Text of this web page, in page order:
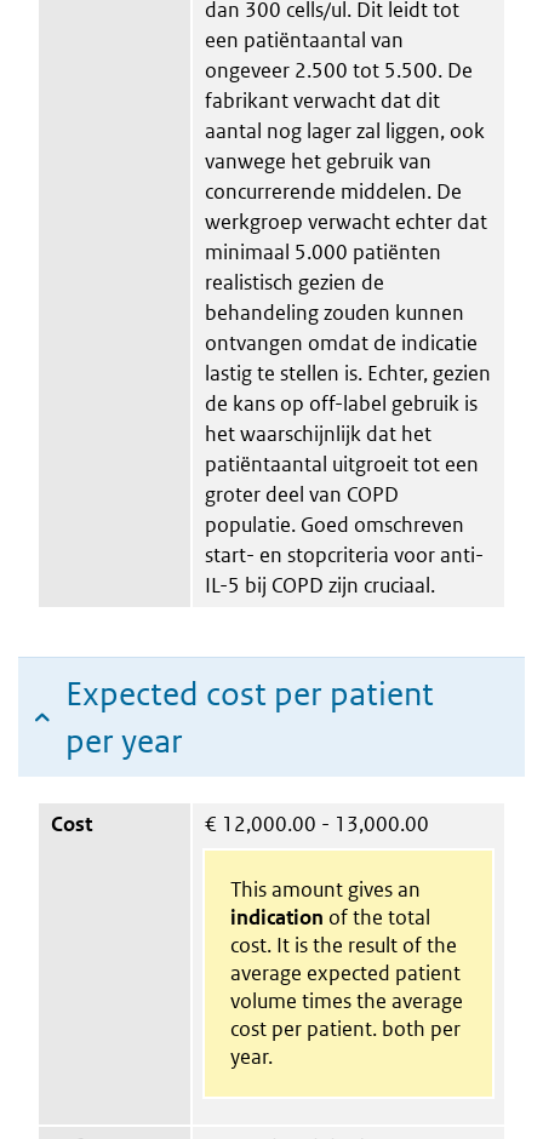
dan 300 cells/ul. Dit leidt tot
een patiëntaantal van
ongeveer 2.500 tot 5.500. De
fabrikant verwacht dat dit
aantal nog lager zal liggen, ook
vanwege het gebruik van
concurrerende middelen. De
werkgroep verwacht echter dat
minimaal 5.000 patiënten
realistisch gezien de
behandeling zouden kunnen
ontvangen omdat de indicatie
lastig te stellen is. Echter, gezien
de kans op off-label gebruik is
het waarschijnlijk dat het
patiëntaantal uitgroeit tot een
groter deel van COPD
populatie. Goed omschreven
start- en stopcriteria voor anti-
IL-5 bij COPD zijn cruciaal.
Expected cost per patient
per year
Cost € 12,000.00 - 13,000.00
This amount gives an
indication of the total
cost. It is the result of the
average expected patient
volume times the average
cost per patient. both per
year.